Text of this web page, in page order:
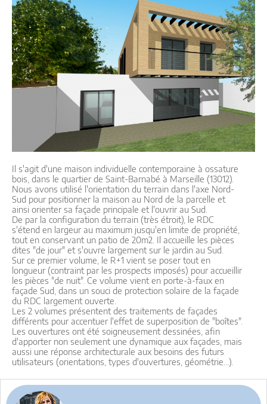
Il s'agit d'une maison individuelle contemporaine à ossature
bois, dans le quartier de Saint-Barnabé à Marseille (13012).
Nous avons utilisé l'orientation du terrain dans l'axe Nord-
Sud pour positionner la maison au Nord de la parcelle et
ainsi orienter sa façade principale et l'ouvrir au Sud.
De par la configuration du terrain (très étroit), le RDC
s'étend en largeur au maximum jusqu'en limite de propriété,
tout en conservant un patio de 20m2. Il accueille les pièces
dites "de jour" et s'ouvre largement sur le jardin au Sud.
Sur ce premier volume, le R+1 vient se poser tout en
longueur (contraint par les prospects imposés) pour accueillir
les pièces "de nuit". Ce volume vient en porte-à-faux en
façade Sud, dans un souci de protection solaire de la façade
du RDC largement ouverte.
Les 2 volumes présentent des traitements de façades
différents pour accentuer l'effet de superposition de "boîtes".
Les ouvertures ont été soigneusement dessinées, afin
d'apporter non seulement une dynamique aux façades, mais
aussi une réponse architecturale aux besoins des futurs
utilisateurs (orientations, types d'ouvertures, géométrie...).